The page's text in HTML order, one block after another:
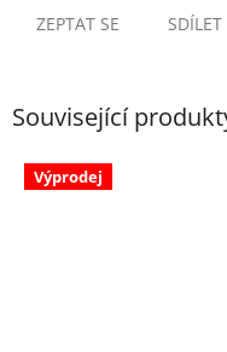
ZEPTAT SE SDÍLET
Související
Výprodej